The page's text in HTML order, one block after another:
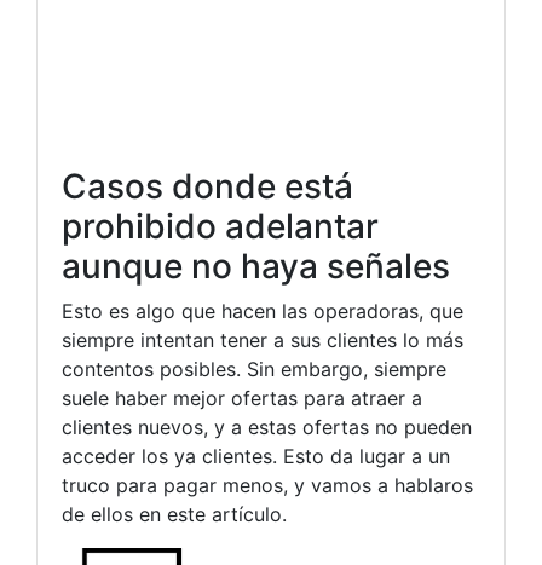
Casos donde está
prohibido adelantar
aunque no haya señales
Esto es algo que hacen las operadoras, que
siempre intentan tener a sus clientes lo más
contentos posibles. Sin embargo, siempre
suele haber mejor ofertas para atraer a
clientes nuevos, y a estas ofertas no pueden
acceder los ya clientes. Esto da lugar a un
truco para pagar menos, y vamos a hablaros
de ellos en este artículo.